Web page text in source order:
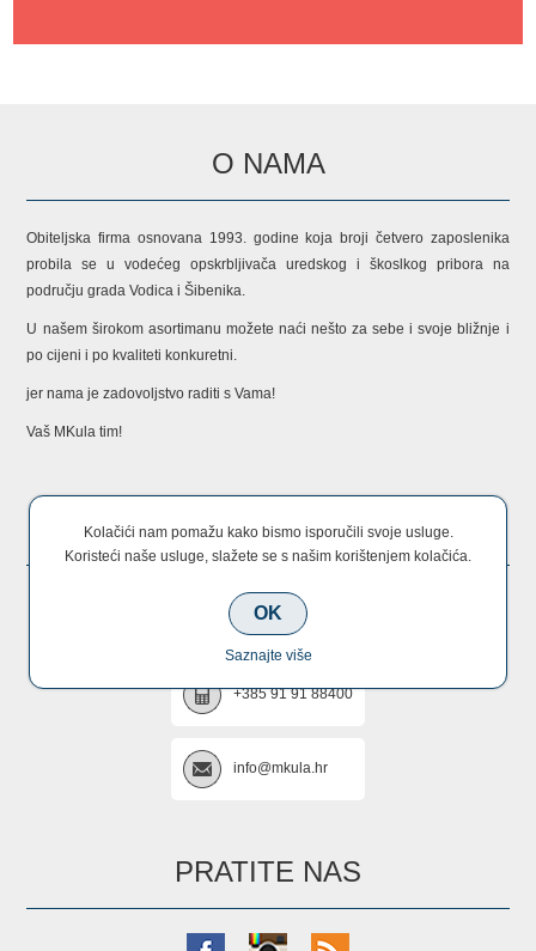
O NAMA
Obiteljska firma osnovana 1993. godine koja broji četvero zaposlenika
probila se u vodećeg opskrbljivača uredskog i škoslkog pribora na
području grada Vodica i Šibenika.
U našem širokom asortimanu možete naći nešto za sebe i svoje bližnje i
po cijeni i po kvaliteti konkuretni.
jer nama je zadovoljstvo raditi s Vama!
Vaš MKula tim!
KONTAKTIRAJTE NAS
+385 22 670 005
+385 91 91 88400
info@mkula.hr
PRATITE NAS
Kolačići nam pomažu kako bismo isporučili svoje usluge.
Koristeći naše usluge, slažete se s našim korištenjem kolačića.
OK
Saznajte više